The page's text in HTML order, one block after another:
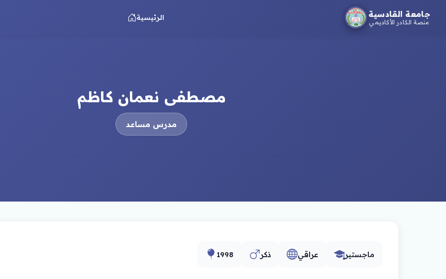
جامعة القادسية
منصة الكادر الأكاديمي
الرئيسية
مصطفى نعمان كاظم
مدرس مساعد
1998 ذكر عراقي ماجستير